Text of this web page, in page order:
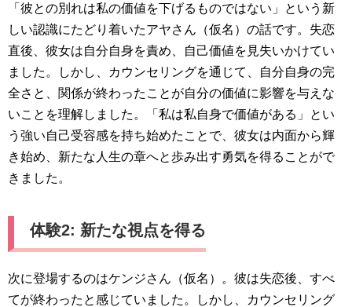
「彼との別れは私の価値を下げるものではない」という新
しい認識にたどり着いたアヤさん（仮名）の話です。失恋
直後、彼女は自分自身を責め、自己価値を見失いかけてい
ました。しかし、カウンセリングを通じて、自分自身の完
全さと、関係が終わったことが自分の価値に影響を与えな
いことを理解しました。「私は私自身で価値がある」とい
う強い自己受容感を持ち始めたことで、彼女は内面から輝
き始め、新たな人生の章へと歩み出す勇気を得ることがで
きました。
体験2: 新たな視点を得る
次に登場するのはケンジさん（仮名）。彼は失恋後、すべ
てが終わったと感じていました。しかし、カウンセリング